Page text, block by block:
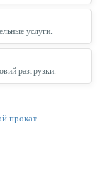
услуги.
разгрузки.
прокат